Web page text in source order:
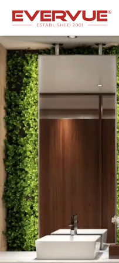
Productos
Manuales
Clientes
Soporte
Contacte Con
Comprar
Programar Una Llamada